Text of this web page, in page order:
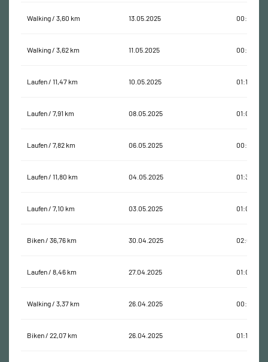
Walking / 3,60 km 13.05.2025 00:40:04
Walking / 3,62 km 11.05.2025 00:46:28
Laufen / 11,47 km 10.05.2025 01:19:36
Laufen / 7,91 km 08.05.2025 01:02:23
Laufen / 7,82 km 06.05.2025 00:57:17
Laufen / 11,80 km 04.05.2025 01:39:02
Laufen / 7,10 km 03.05.2025 01:00:02
Biken / 36,76 km 30.04.2025 02:08:39
Laufen / 8,46 km 27.04.2025 01:03:03
Walking / 3,37 km 26.04.2025 00:50:55
Biken / 22,07 km 26.04.2025 01:13:04